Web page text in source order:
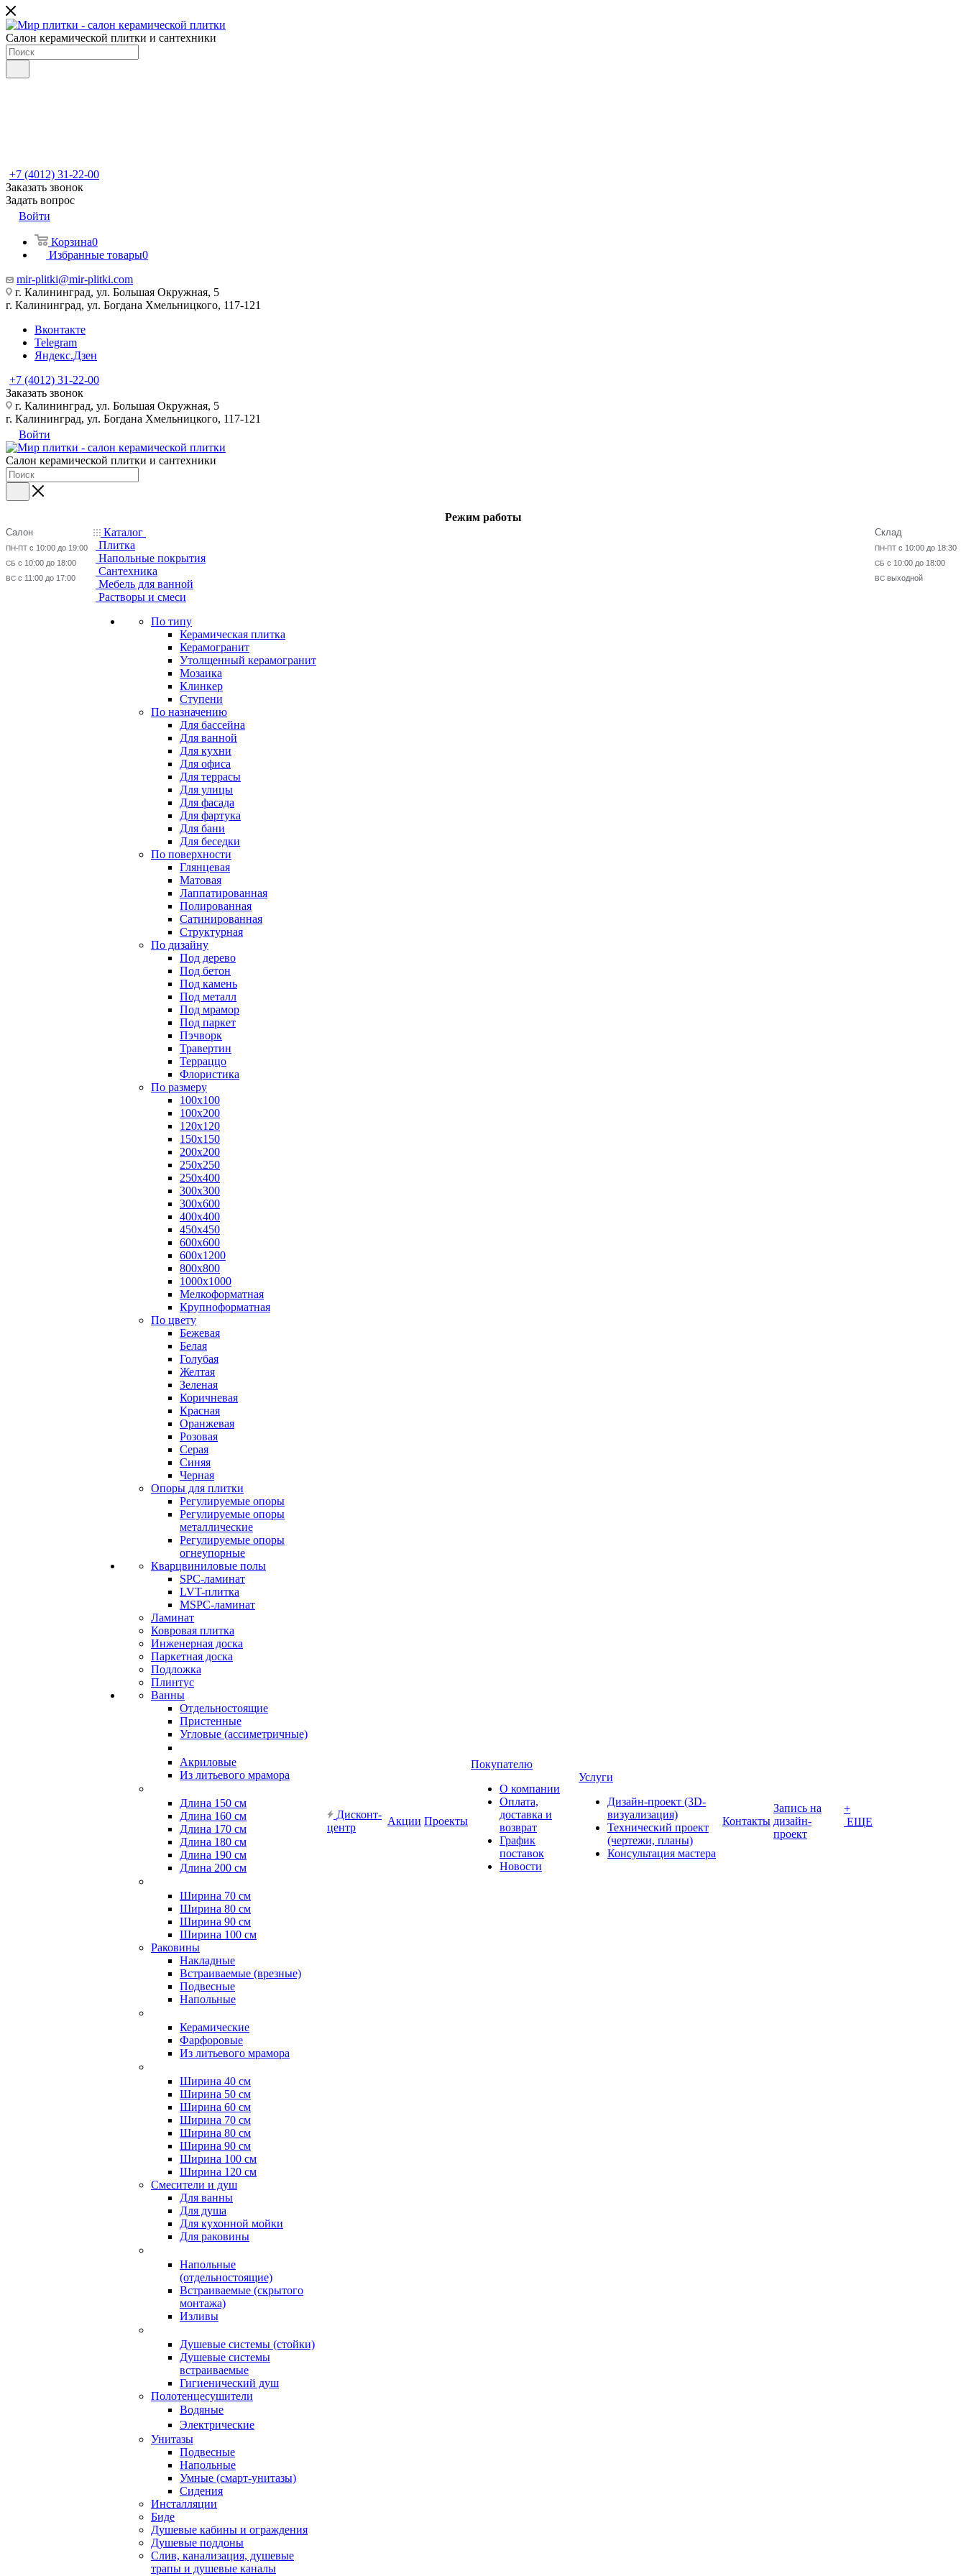
Салон керамической плитки и сантехники
+7 (4012) 31-22-00
Заказать звонок
Задать вопрос
Войти
Корзина0
Избранные товары0
mir-plitki@mir-plitki.com
г. Калининград, ул. Большая Окружная, 5
г. Калининград, ул. Богдана Хмельницкого, 117-121
Вконтакте
Telegram
Яндекс.Дзен
+7 (4012) 31-22-00
Заказать звонок
г. Калининград, ул. Большая Окружная, 5
г. Калининград, ул. Богдана Хмельницкого, 117-121
Войти
Салон керамической плитки и сантехники
Режим работы
Салон
ПН-ПТ с 10:00 до 19:00
СБ с 10:00 до 18:00
ВС с 11:00 до 17:00
Склад
ПН-ПТ с 10:00 до 18:30
СБ с 10:00 до 18:00
ВС выходной
Каталог
Плитка
Напольные покрытия
Сантехника
Мебель для ванной
Растворы и смеси
По типу
Керамическая плитка
Керамогранит
Утолщенный керамогранит
Мозаика
Клинкер
Ступени
По назначению
Для бассейна
Для ванной
Для кухни
Для офиса
Для террасы
Для улицы
Для фасада
Для фартука
Для бани
Для беседки
По поверхности
Глянцевая
Матовая
Лаппатированная
Полированная
Сатинированная
Структурная
По дизайну
Под дерево
Под бетон
Под камень
Под металл
Под мрамор
Под паркет
Пэчворк
Травертин
Терраццо
Флористика
По размеру
100х100
100х200
120х120
150х150
200х200
250х250
250х400
300х300
300х600
400х400
450х450
600х600
600х1200
800х800
1000х1000
Мелкоформатная
Крупноформатная
По цвету
Бежевая
Белая
Голубая
Желтая
Зеленая
Коричневая
Красная
Оранжевая
Розовая
Серая
Синяя
Черная
Опоры для плитки
Регулируемые опоры
Регулируемые опоры
металлические
Регулируемые опоры
огнеупорные
Кварцвиниловые полы
SPC-ламинат
LVT-плитка
MSPC-ламинат
Ламинат
Ковровая плитка
Инженерная доска
Паркетная доска
Подложка
Плинтус
Ванны
Отдельностоящие
Пристенные
Угловые (ассиметричные)
Акриловые
Из литьевого мрамора
Длина 150 см
Длина 160 см
Длина 170 см
Длина 180 см
Длина 190 см
Длина 200 см
Ширина 70 см
Ширина 80 см
Ширина 90 см
Ширина 100 см
Раковины
Накладные
Встраиваемые (врезные)
Подвесные
Напольные
Керамические
Фарфоровые
Из литьевого мрамора
Ширина 40 см
Ширина 50 см
Ширина 60 см
Ширина 70 см
Ширина 80 см
Ширина 90 см
Ширина 100 см
Ширина 120 см
Смесители и душ
Для ванны
Для душа
Для кухонной мойки
Для раковины
Напольные
(отдельностоящие)
Встраиваемые (скрытого
монтажа)
Изливы
Душевые системы (стойки)
Душевые системы
встраиваемые
Гигиенический душ
Полотенцесушители
ㅤВодяные
ㅤЭлектрические
Унитазы
Подвесные
Напольные
Умные (смарт-унитазы)
Сидения
Инсталляции
Биде
Душевые кабины и ограждения
Душевые поддоны
Слив, канализация, душевые
трапы и душевые каналы
Дисконт-
центр
Акции Проекты
Покупателю
О компании
Оплата,
доставка и
возврат
График
поставок
Новости
Услуги
Дизайн-проект (3D-
визуализация)
Технический проект
(чертежи, планы)
Консультация мастера
Контакты
Запись на
дизайн-
проект
+
ЕЩЕ